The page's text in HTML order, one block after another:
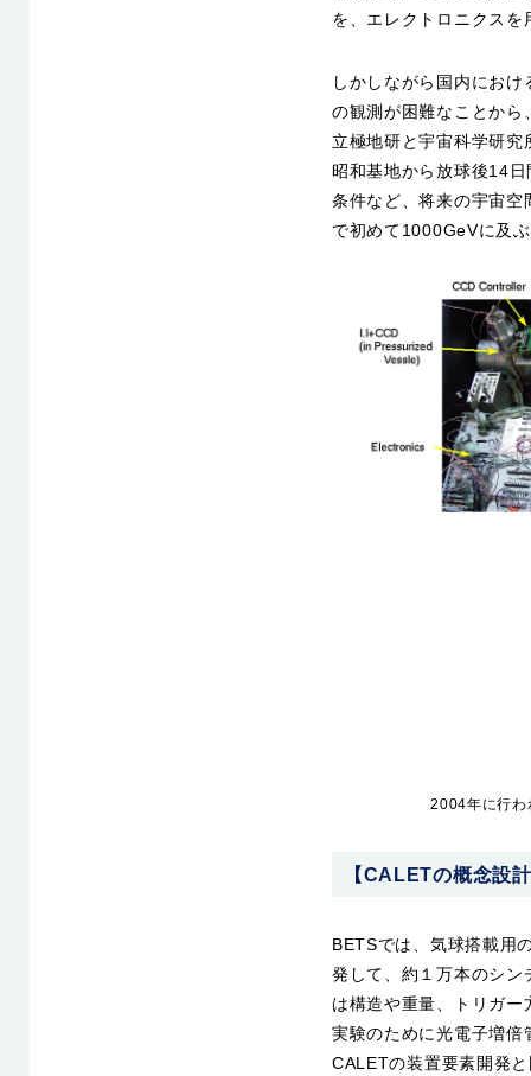
を、エレクトロニクス
しかしながら国内にお
の観測が困難なことから
立極地研と宇宙科学研
昭和基地から放球後14
条件など、将来の宇宙空
で初めて1000GeVに及
2004年に行わ
【CALETの概念設
BETSでは、気球搭載
発して、約１万本のシン
は構造や重量、トリガ
実験のために光電子増倍
CALETの装置要素開発